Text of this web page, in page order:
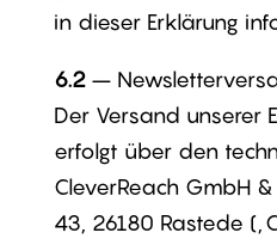
in dieser Erklärung
6.2–
Der Versand unserer
erfolgt über den
CleverReach GmbH &
43, 26180 Rastede